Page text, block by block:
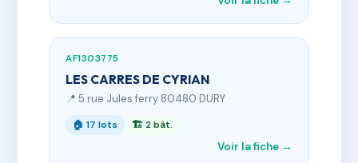
AF1303775
LES CARRES DE CYRIAN
📍 5 rue Jules ferry 80480 DURY
🏠 17 lots 🏗 2 bât.
Voir la fiche →